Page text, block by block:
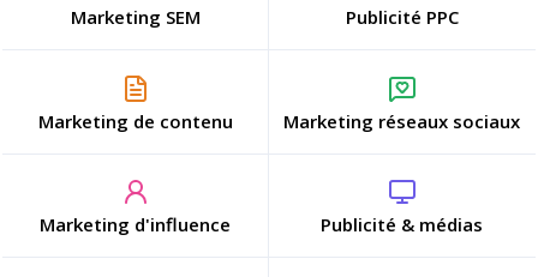
Marketing SEM Publicité PPC
Marketing de contenu Marketing réseaux sociaux
Marketing d'influence Publicité & médias